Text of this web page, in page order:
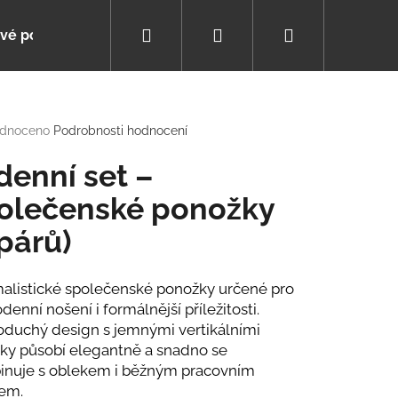
poukazy Poradna Pomáháme s výběrem
Přihlášení
Podrobnosti hodnocení
set –
ponožky
společenské ponožky určené pro
nošení i formálnější příležitosti.
design s jemnými vertikálními
působí elegantně a snadno se
s oblekem i běžným pracovním